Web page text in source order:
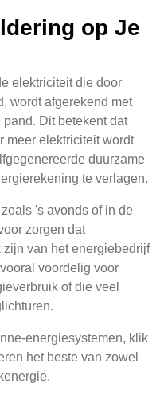
op Je
elektriciteit die door
wordt afgerekend met
Dit betekent dat
meer elektriciteit wordt
duurzame
te verlagen.
's avonds of in de
zorgen dat
van het energiebedrijf
voordelig voor
of die veel
energiesystemen, klik
het beste van zowel